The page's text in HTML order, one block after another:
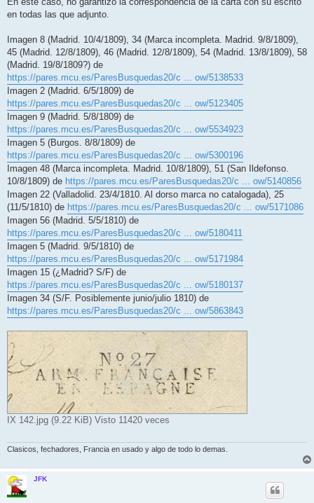
a
j
en todas las que adjunto.
Imagen 8 (Madrid. 10/4/1809), 34 (Marca incompleta. Madrid. 9/8/1809),
45 (Madrid. 12/8/1809), 46 (Madrid. 12/8/1809), 54 (Madrid. 13/8/1809), 58
(Madrid. 19/8/1809?) de
https://pares.mcu.es/ParesBusquedas20/c ... ow/5138533
Imagen 2 (Madrid. 6/5/1809) de
https://pares.mcu.es/ParesBusquedas20/c ... ow/5123405
Imagen 9 (Madrid. 5/8/1809) de
https://pares.mcu.es/ParesBusquedas20/c ... ow/5534923
Imagen 5 (Burgos. 8/8/1809) de
https://pares.mcu.es/ParesBusquedas20/c ... ow/5300196
Imagen 48 (Marca incompleta. Madrid. 10/8/1809), 51 (San Ildefonso.
10/8/1809) de https://pares.mcu.es/ParesBusquedas20/c ... ow/5140856
Imagen 22 (Valladolid. 23/4/1810. Al dorso marca no catalogada), 25
(11/5/1810) de https://pares.mcu.es/ParesBusquedas20/c ... ow/5171086
Imagen 56 (Madrid. 5/5/1810) de
https://pares.mcu.es/ParesBusquedas20/c ... ow/5180411
Imagen 5 (Madrid. 9/5/1810) de
https://pares.mcu.es/ParesBusquedas20/c ... ow/5171984
Imagen 15 (¿Madrid? S/F) de
https://pares.mcu.es/ParesBusquedas20/c ... ow/5180137
Imagen 34 (S/F. Posiblemente junio/julio 1810) de
https://pares.mcu.es/ParesBusquedas20/c ... ow/5863843
IX 142.jpg (9.22 KiB) Visto 11420 veces
Clasicos, fechadores, Francia en usado y algo de todo lo demas.
JFK